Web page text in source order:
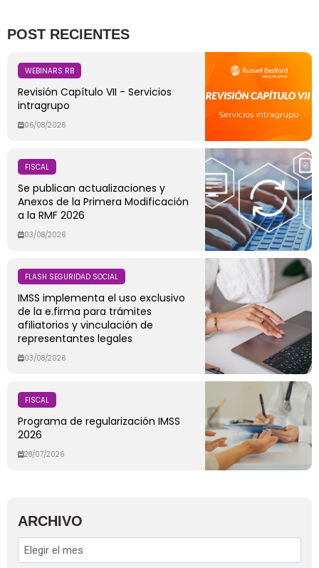
POST RECIENTES
WEBINARS RB
Revisión Capítulo VII - Servicios
intragrupo
06/08/2026
FISCAL
Se publican actualizaciones y
Anexos de la Primera Modificación
a la RMF 2026
03/08/2026
FLASH SEGURIDAD SOCIAL
IMSS implementa el uso exclusivo
de la e.firma para trámites
afiliatorios y vinculación de
representantes legales
03/08/2026
FISCAL
Programa de regularización IMSS
2026
28/07/2026
ARCHIVO